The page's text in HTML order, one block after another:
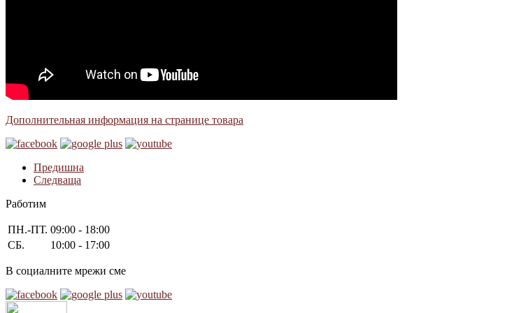
Дополнительная информация на странице товара
Предишна
Следваща
Работим
ПН.-ПТ. 09:00 - 18:00
СБ.
10:00 - 17:00
В социалните мрежи сме